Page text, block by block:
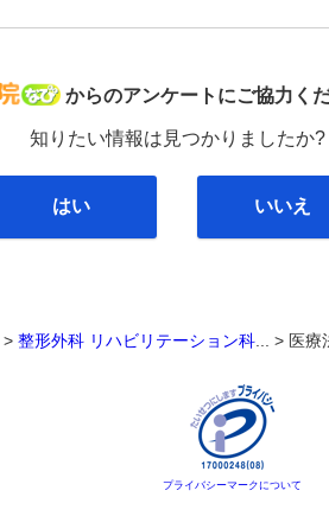
病院なび
からのアンケートにご協力くだ
知りたい情報は見つかりましたか?
はい いいえ
> 整形外科 リハビリテーション科 ... > 医療
プライバシーマークについて